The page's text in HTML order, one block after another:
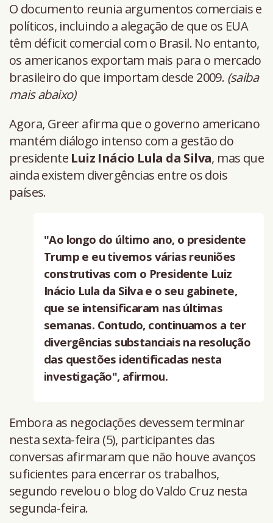
O documento reunia argumentos comerciais e
políticos, incluindo a alegação de que os EUA
têm déficit comercial com o Brasil. No entanto,
os americanos exportam mais para o mercado
brasileiro do que importam desde 2009. (saiba
mais abaixo)
Agora, Greer afirma que o governo americano
mantém diálogo intenso com a gestão do
presidente Luiz Inácio Lula da Silva, mas que
ainda existem divergências entre os dois
países.
"Ao longo do último ano, o presidente
Trump e eu tivemos várias reuniões
construtivas com o Presidente Luiz
Inácio Lula da Silva e o seu gabinete,
que se intensificaram nas últimas
semanas. Contudo, continuamos a ter
divergências substanciais na resolução
das questões identificadas nesta
investigação", afirmou.
Embora as negociações devessem terminar
nesta sexta-feira (5), participantes das
conversas afirmaram que não houve avanços
suficientes para encerrar os trabalhos,
segundo revelou o blog do Valdo Cruz nesta
segunda-feira.